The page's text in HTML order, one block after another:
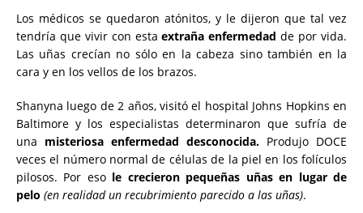
Los médicos se quedaron atónitos, y le dijeron que tal vez
tendría que vivir con estaextraña enfermedad de por vida.
Las uñas crecían no sólo en la cabeza sino también en la
cara y en los vellos de los brazos.
Shanyna luego de 2 años, visitó el hospital Johns Hopkins en
Baltimore y los especialistas determinaron que sufría de
una misteriosa enfermedad desconocida. Produjo DOCE
veces el número normal de células de la piel en los folículos
pilosos. Por eso le crecieron pequeñas uñas en lugar de
pelo (en realidad un recubrimiento parecido a las uñas).